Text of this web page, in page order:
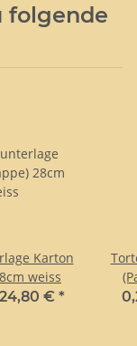
folgende
Karton
(Pappe) 28cm weiss
24,80 € *